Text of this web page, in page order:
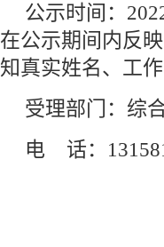
公示时间：
在公示期间内反
知真实姓名、工
受理部门：综
电 话：